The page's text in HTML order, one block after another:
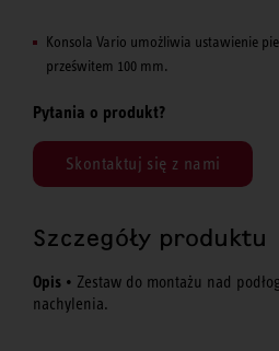
Konsola Vario umożliwia ustawienie
prześwitem 100 mm.
Pytania o produkt?
Skontaktuj się z nami
Szczegóły produktu
Opis • Zestaw do montażu nad
nachylenia.